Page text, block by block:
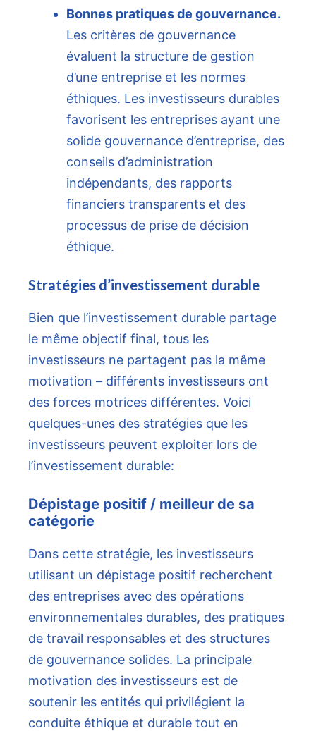
Bonnes pratiques de gouvernance.
Les critères de gouvernance
évaluent la structure de gestion
d’une entreprise et les normes
éthiques. Les investisseurs durables
favorisent les entreprises ayant une
solide gouvernance d’entreprise, des
conseils d’administration
indépendants, des rapports
financiers transparents et des
processus de prise de décision
éthique.
Stratégies d’investissement durable
Bien que l’investissement durable partage
le même objectif final, tous les
investisseurs ne partagent pas la même
motivation – différents investisseurs ont
des forces motrices différentes. Voici
quelques-unes des stratégies que les
investisseurs peuvent exploiter lors de
l’investissement durable:
Dépistage positif / meilleur de sa
catégorie
Dans cette stratégie, les investisseurs
utilisant un dépistage positif recherchent
des entreprises avec des opérations
environnementales durables, des pratiques
de travail responsables et des structures
de gouvernance solides. La principale
motivation des investisseurs est de
soutenir les entités qui privilégient la
conduite éthique et durable tout en